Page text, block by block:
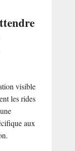
visible
les rides
aux